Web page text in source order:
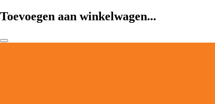
Toevoegen aan winkelwagen...